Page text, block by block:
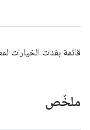
قائمة بفئات الخيارات
ملخّص